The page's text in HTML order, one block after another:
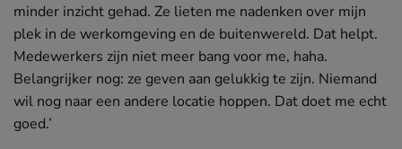
minder inzicht gehad. Ze lieten me nadenken over mijn
plek in de werkomgeving en de buitenwereld. Dat helpt.
Medewerkers zijn niet meer bang voor me, haha.
Belangrijker nog: ze geven aan gelukkig te zijn. Niemand
wil nog naar een andere locatie hoppen. Dat doet me echt
goed.’